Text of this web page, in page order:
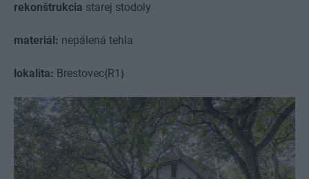
rekonštrukcia starej stodoly
materiál: nepálená tehla
lokalita: Brestovec{R1}